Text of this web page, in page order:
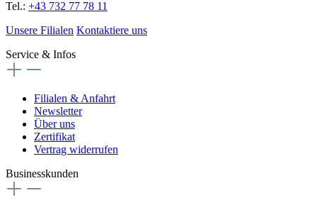
Tel.: +43 732 77 78 11
Unsere Filialen Kontaktiere uns
Service & Infos
Filialen & Anfahrt
Newsletter
Über uns
Zertifikat
Vertrag widerrufen
Businesskunden